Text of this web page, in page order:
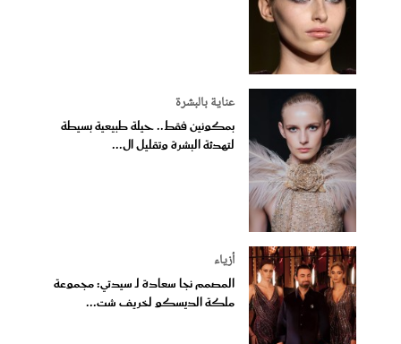
عناية بالبشرة
بمكونين فقط.. حيلة طبيعية بسيطة
لتهدئة البشرة وتقليل ال...
أزياء
المصمم نجا سعادة لـ سيدتي: مجموعة
ملكة الديسكو لخريف شت...